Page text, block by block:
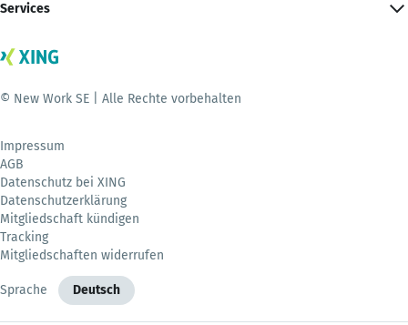
Services
© New Work SE | Alle Rechte vorbehalten
Impressum
AGB
Datenschutz bei XING
Datenschutzerklärung
Mitgliedschaft kündigen
Tracking
Mitgliedschaften widerrufen
Sprache Deutsch